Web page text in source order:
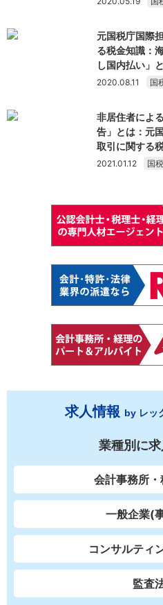
元国税庁国際
る税金知識
し国内払い」
2020.08.11 国
非居住者によ
告」とは：元
取引に関する
2021.01.12 国税
求人情報 by レッ
業種別に
会計事務所
一般企業(
コンサルティ
監査